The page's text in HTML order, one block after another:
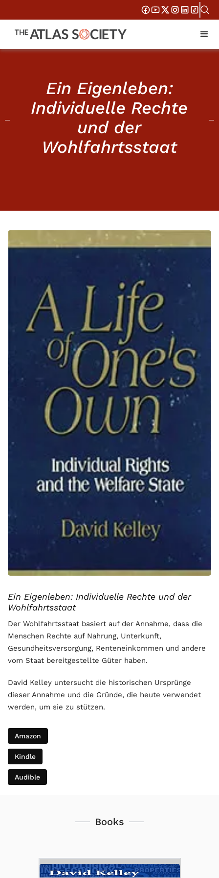
Ein Eigenleben:
Individuelle Rechte
und der
Wohlfahrtsstaat
Ein Eigenleben: Individuelle Rechte und der
Wohlfahrtsstaat
Der Wohlfahrtsstaat basiert auf der Annahme, dass die
Menschen Rechte auf Nahrung, Unterkunft,
Gesundheitsversorgung, Renteneinkommen und andere
vom Staat bereitgestellte Güter haben.
David Kelley untersucht die historischen Ursprünge
dieser Annahme und die Gründe, die heute verwendet
werden, um sie zu stützen.
Amazon
Kindle
Audible
Books